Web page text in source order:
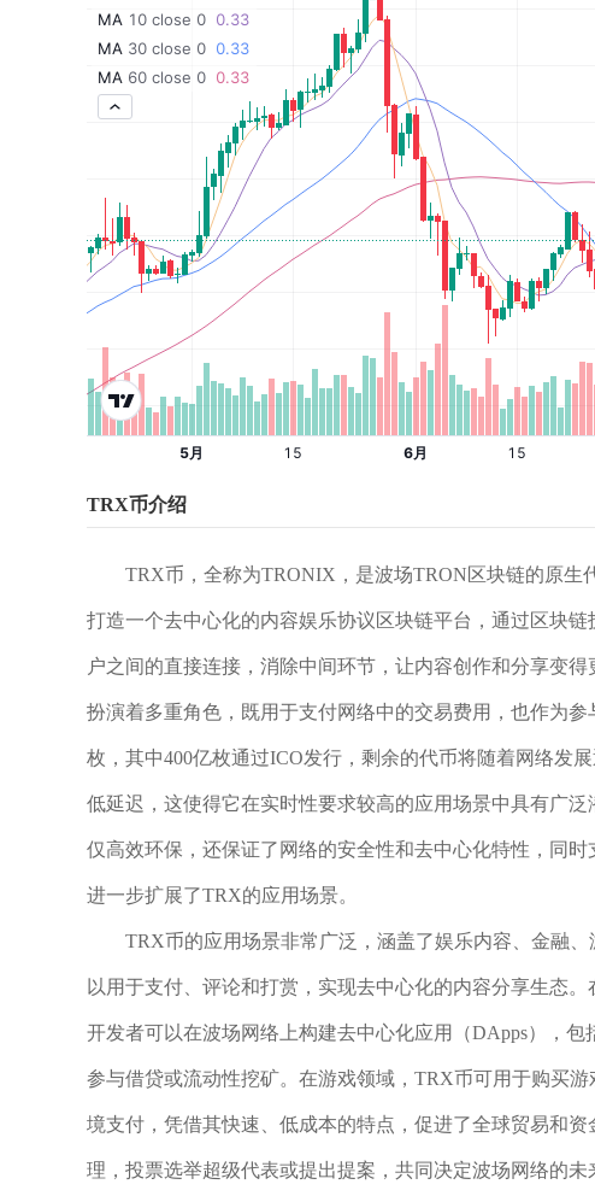
TRX币介绍
TRX币，全称为TRONIX，是波场TRON区块链的原
打造一个去中心化的内容娱乐协议区块链平台，通过区块
户之间的直接连接，消除中间环节，让内容创作和分享变
扮演着多重角色，既用于支付网络中的交易费用，也作为
枚，其中400亿枚通过ICO发行，剩余的代币将随着网络发
低延迟，这使得它在实时性要求较高的应用场景中具有广
仅高效环保，还保证了网络的安全性和去中心化特性，同
进一步扩展了TRX的应用场景。
TRX币的应用场景非常广泛，涵盖了娱乐内容、金融
以用于支付、评论和打赏，实现去中心化的内容分享生态
开发者可以在波场网络上构建去中心化应用（DApps），
参与借贷或流动性挖矿。在游戏领域，TRX币可用于购买
境支付，凭借其快速、低成本的特点，促进了全球贸易和
理，投票选举超级代表或提出提案，共同决定波场网络的